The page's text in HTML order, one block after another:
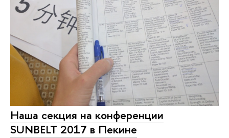
Наша секция на конференции
SUNBELT 2017 в Пекине